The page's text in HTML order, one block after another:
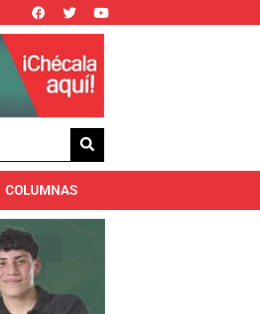
COLUMNAS